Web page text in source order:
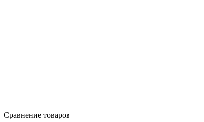
Сравнение товаров